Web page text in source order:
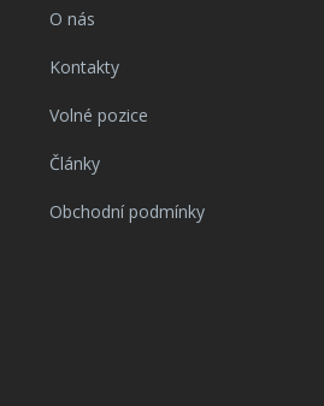
O nás
Kontakty
Volné pozice
Články
Obchodní podmínky